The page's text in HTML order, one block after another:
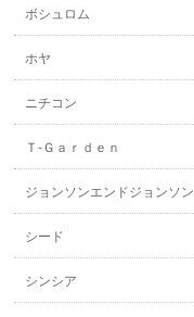
ボシュロム
ホヤ
ニチコン
Ｔ-Ｇａｒｄｅｎ
ジョンソンエンドジョンソン
シード
シンシア